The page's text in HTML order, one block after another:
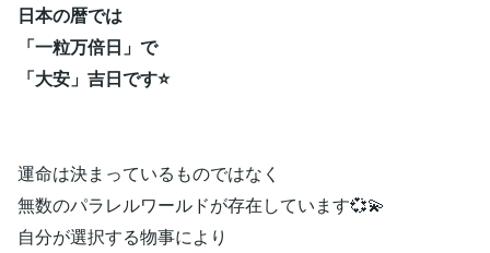
日本の暦では
「一粒万倍日」で
「大安」吉日です⭐
運命は決まっているものではなく
無数のパラレルワールドが存在しています💞💫
自分が選択する物事により